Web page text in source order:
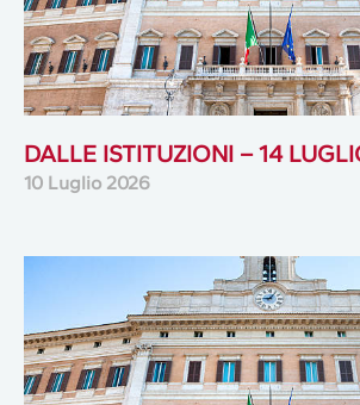
DALLE ISTITUZIONI – 14
10 Luglio 2026